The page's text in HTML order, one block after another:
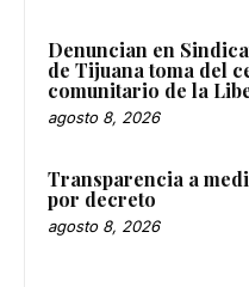
Denuncian en
de Tijuana toma del
comunitario de la
agosto 8, 2026
Transparencia a
por decreto
agosto 8, 2026